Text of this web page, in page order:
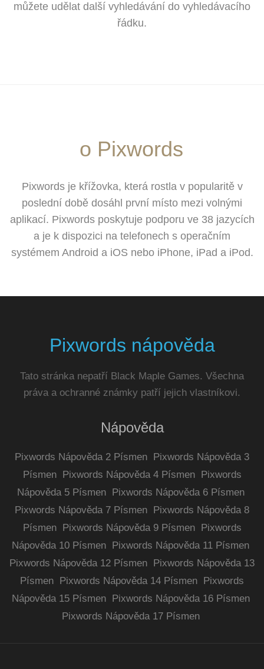
můžete udělat další vyhledávání do vyhledávacího
řádku.
o Pixwords
Pixwords je křížovka, která rostla v popularitě v
poslední době dosáhl první místo mezi volnými
aplikací. Pixwords poskytuje podporu ve 38 jazycích
a je k dispozici na telefonech s operačním
systémem Android a iOS nebo iPhone, iPad a iPod.
Pixwords nápověda
Tato stránka nepatří Black Maple Games. Všechna
práva a ochranné známky patří jejich vlastníkovi.
Nápověda
Pixwords Nápověda 2 Písmen
Pixwords Nápověda 3
Písmen
Pixwords Nápověda 4 Písmen
Pixwords
Nápověda 5 Písmen
Pixwords Nápověda 6 Písmen
Pixwords Nápověda 7 Písmen
Pixwords Nápověda 8
Písmen
Pixwords Nápověda 9 Písmen
Pixwords
Nápověda 10 Písmen
Pixwords Nápověda 11 Písmen
Pixwords Nápověda 12 Písmen
Pixwords Nápověda 13
Písmen
Pixwords Nápověda 14 Písmen
Pixwords
Nápověda 15 Písmen
Pixwords Nápověda 16 Písmen
Pixwords Nápověda 17 Písmen